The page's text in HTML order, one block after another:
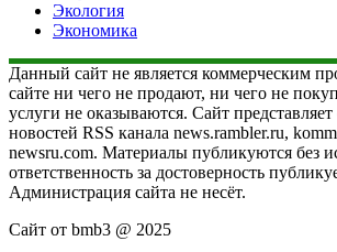
Экология
Экономика
Данный сайт не является коммерческим
сайте ни чего не продают, ни чего не
услуги не оказываются. Сайт
новостей RSS канала news.rambler.ru,
newsru.com. Материалы публикуются без
ответственность за достоверность
Администрация сайта не несёт.
Сайт от bmb3 @ 2025